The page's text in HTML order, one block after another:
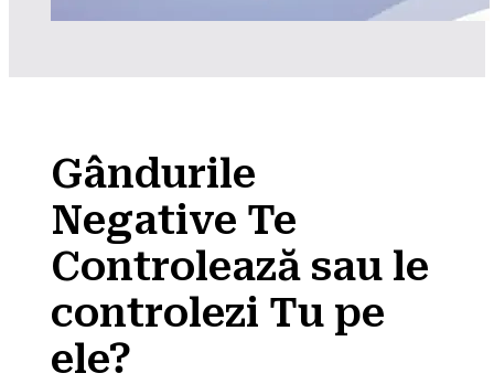
Gândurile
Negative Te
Controlează sau le
controlezi Tu pe
ele?